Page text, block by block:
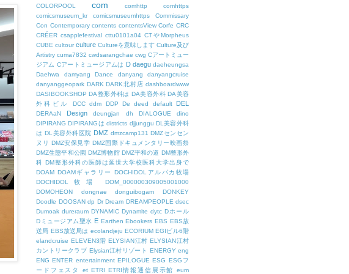
COLORPOOL com comhttp
comhttps
comicsmuseum_kr
comicsmuseumhttps
Commissary
Con Contemporary contents contentsView Corfe CRC
CRÉER csapplefestival cttu0101a04 CTやMorpheus
CUBE cultour culture Cultureを意味します Culture及び
Artistry cuma7832 cwdsarangchae cwg Cアートミュー
ジアム Cアートミュージアムは D daegu daeheungsa
Daehwa
damyang Dance danyang
danyangcruise
danyanggeopark DARK DARK北村店 dashboardwww
DASIBOOKSHOP DA整形外科は DA美容外科 DA美容
外科ビル
DCC ddm DDP De deed default DEL
DERAaN Design deungjan dh DIALOGUE
dino
DIPIRANG DIPIRANGは districts djjunggu DL美容外科
は DL美容外科医院 DMZ dmzcamp131 DMZセンセン
ヌリ DMZ安保見学 DMZ国際ドキュメンタリー映画祭
DMZ生態平和公園 DMZ博物館 DMZ平和の道 DM整形外
科 DM整形外科の医師は延世大学校医科大学出身で
DOAM DOAMギャラリー
DOCHIDOLアルパカ牧場
DOCHIDOL牧場
DOM_000000309005001000
DOMOHEON
dongnae donguibogam
DONKEY
Doodle DOOSAN dp Dr Dream DREAMPEOPLE dsec
Dumoak dureraum DYNAMIC Dynamite dytc Dホール
Dミュージアム聖水 E Earthen Ebookers EBS EBS放
送局 EBS放送局は ecolandjeju ECORIUM EGIビル6階
elandcruise ELEVEN3階 ELYSIAN江村 ELYSIAN江村
カントリークラブ Elysian江村リゾート ENERGY eng
ENG ENTER entertainment EPILOGUE ESG ESGフ
ードフェスタ
et ETRI ETRI情報通信展示館 eum